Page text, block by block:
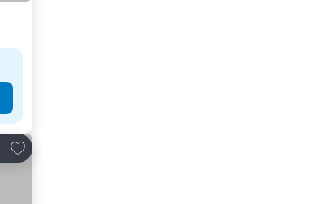
Dodati u favorite